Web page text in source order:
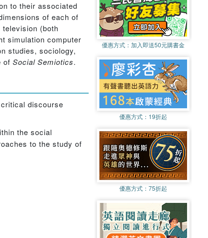
to their associated
of each of
(both
simulation computer
studies, sociology,
of Social Semiotics.
discourse
the social
to the study of
優惠方式： 加入即送50元購書金
優惠方式： 19折起
優惠方式： 75折起